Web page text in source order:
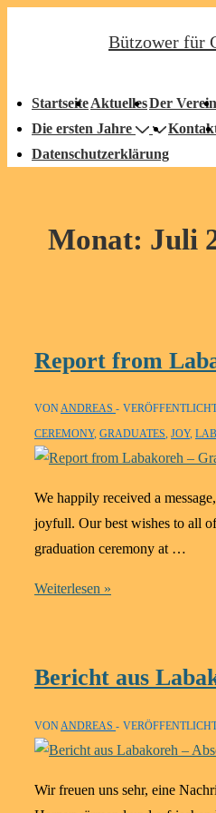
Bützower für
StartseiteAktuellesDer Verein
Die ersten Jahre
Datenschutzerklärung
Monat: Juli
Report from
VONANDREAS
CEREMONY, GRADUATES, JOY,
We happily received a
joyfull. Our best wishes to all
graduation ceremony at …
Report
Graduation
2023
Weiterlesen »
Bericht aus
VON ANDREAS
Wir freuen uns sehr, eine